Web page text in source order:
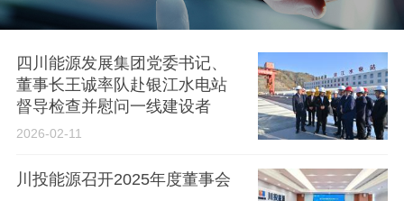
四川能源发展集团党委书记、
董事长王诚率队赴银江水电站
督导检查并慰问一线建设者
2026-02-11
川投能源召开2025年度董事会